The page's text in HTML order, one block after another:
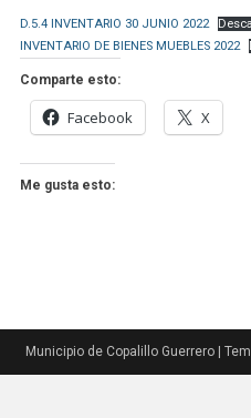
D.5.4 INVENTARIO 30 JUNIO 2022
INVENTARIO DE BIENES MUEBLES 2022
Comparte esto:
Facebook X
Me gusta esto:
Municipio de Copalillo Guerrero